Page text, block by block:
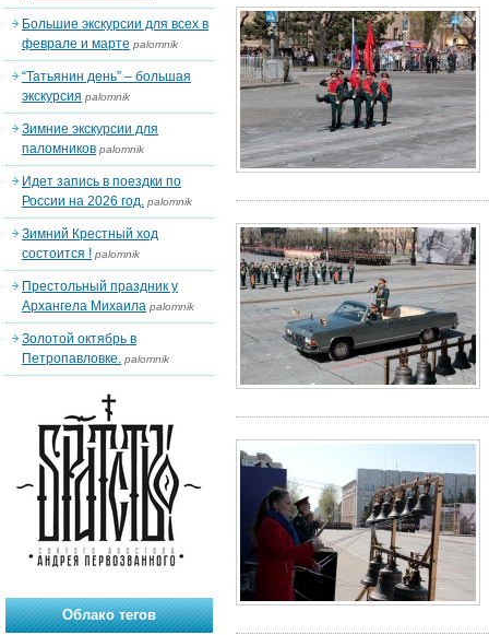
Большие экскурсии для всех в
феврале и марте palomnik
“Татьянин день” – большая
экскурсия palomnik
Зимние экскурсии для
паломников palomnik
Идет запись в поездки по
России на 2026 год. palomnik
Зимний Крестный ход
состоится ! palomnik
Престольный праздник у
Архангела Михаила palomnik
Золотой октябрь в
Петропавловке. palomnik
Облако тегов